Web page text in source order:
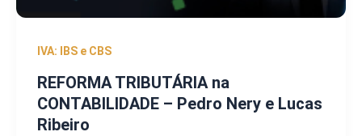
IVA: IBS e CBS
REFORMA TRIBUTÁRIA na
CONTABILIDADE – Pedro Nery e Lucas
Ribeiro